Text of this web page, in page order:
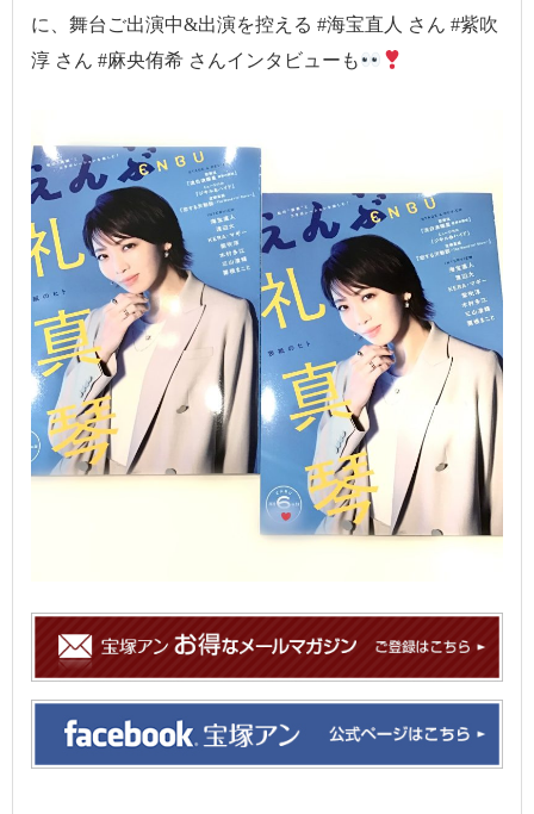
に、舞台ご出演中&出演を控える #海宝直人 さん #紫吹
淳 さん #麻央侑希 さんインタビューも